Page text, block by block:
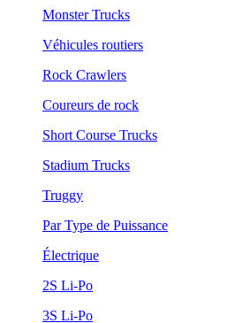
Monster Trucks
Véhicules routiers
Rock Crawlers
Coureurs de rock
Short Course Trucks
Stadium Trucks
Truggy
Par Type de Puissance
Électrique
2S Li-Po
3S Li-Po